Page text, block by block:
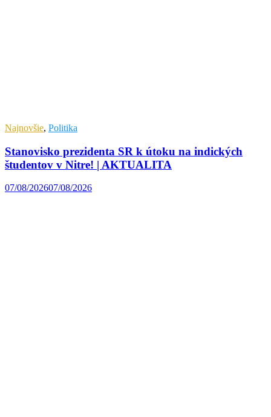
Najnovšie, Politika
Stanovisko prezidenta SR k útoku na indických
študentov v Nitre! | AKTUALITA
07/08/202607/08/2026